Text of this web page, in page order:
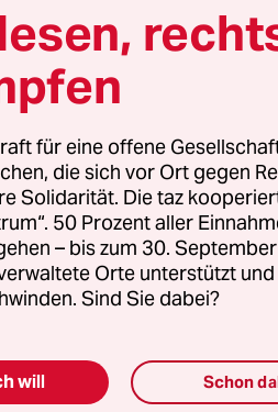
ist dann über Nacht
Das ist der heißeste
Fankultur. Es ist
soll. Es ist auf jeden
Und es ist irgendwas
. Leute, die diese
in diese Währung
kaufen und sich so
dass sie Teil des Klubs
sich der Klub
für eine offene
die sich vor Ort gegen
Solidarität. Die taz
50 Prozent aller
– bis zum 30.
Orte unterstützt
Sind Sie dabei?
will Schon